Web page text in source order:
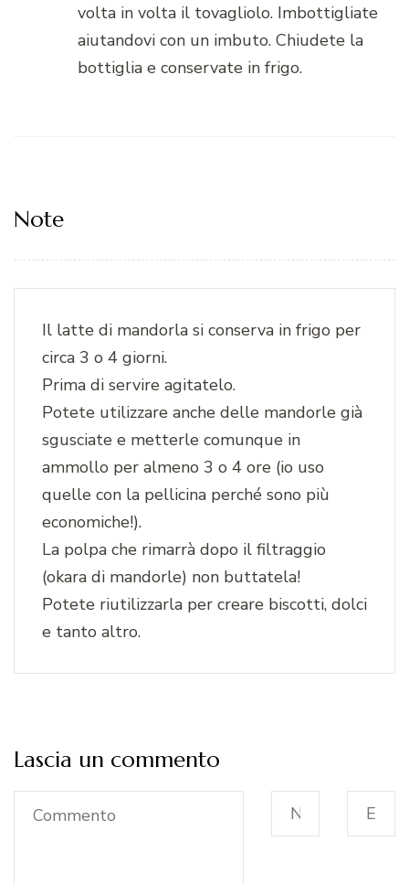
volta in volta il tovagliolo. Imbottigliate
aiutandovi con un imbuto. Chiudete la
bottiglia e conservate in frigo.
Note
Il latte di mandorla si conserva in frigo per
circa 3 o 4 giorni.
Prima di servire agitatelo.
Potete utilizzare anche delle mandorle già
sgusciate e metterle comunque in
ammollo per almeno 3 o 4 ore (io uso
quelle con la pellicina perché sono più
economiche!).
La polpa che rimarrà dopo il filtraggio
(okara di mandorle) non buttatela!
Potete riutilizzarla per creare biscotti, dolci
e tanto altro.
Lascia un commento